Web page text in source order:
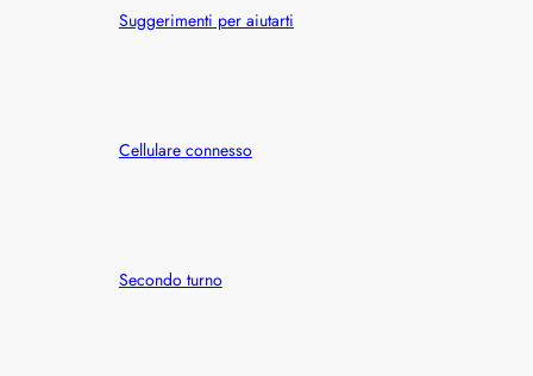
Suggerimenti per aiutarti
Cellulare connesso
Secondo turno